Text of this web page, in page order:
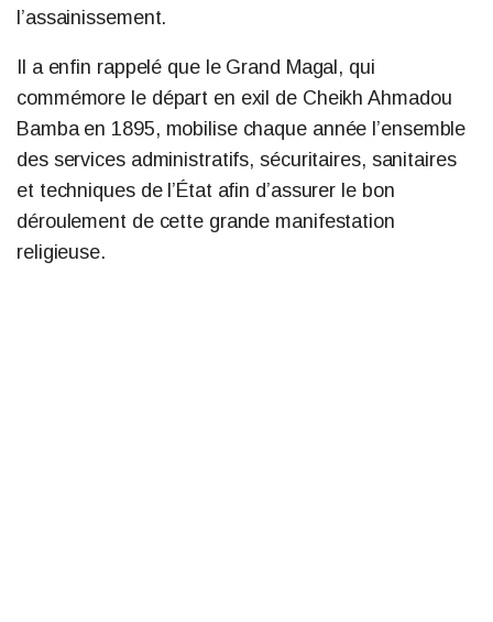
l’assainissement.
Il a enfin rappelé que le Grand Magal, qui
commémore le départ en exil de Cheikh Ahmadou
Bamba en 1895, mobilise chaque année l’ensemble
des services administratifs, sécuritaires, sanitaires
et techniques de l’État afin d’assurer le bon
déroulement de cette grande manifestation
religieuse.